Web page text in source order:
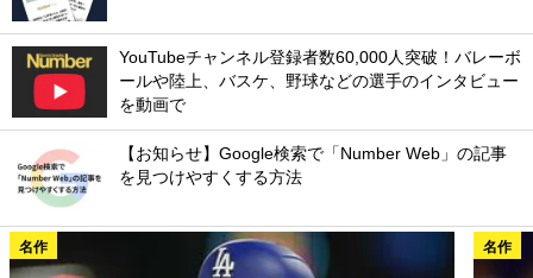
YouTubeチャンネル登録者数60,000人突破！バレーボ
ールや陸上、バスケ、野球などの選手のインタビュー
を動画で
【お知らせ】Google検索で「Number Web」の記事
を見つけやすくする方法
名作 名作